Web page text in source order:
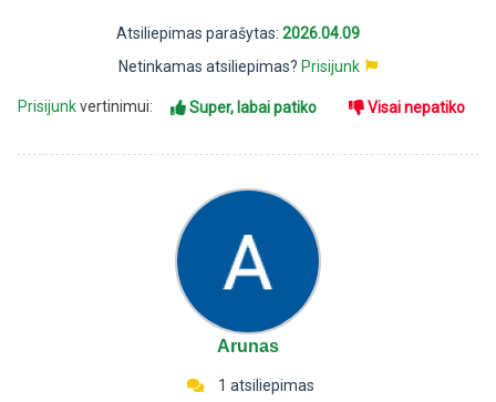
Atsiliepimas parašytas: 2026.04.09
Netinkamas atsiliepimas? Prisijunk
Prisijunkvertinimui: Super, labai patiko Visai nepatiko
Arunas
1 atsiliepimas